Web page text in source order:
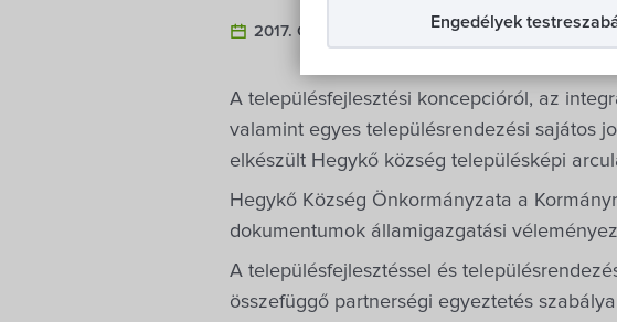
Engedélyek
2017. Október 1.
A településfejlesztési koncepcióról, az
valamint egyes településrendezési sajátos
elkészült Hegykő község településképi
Hegykő Község Önkormányzata a
dokumentumok államigazgatási
A településfejlesztéssel és
összefüggő partnerségi egyeztetés